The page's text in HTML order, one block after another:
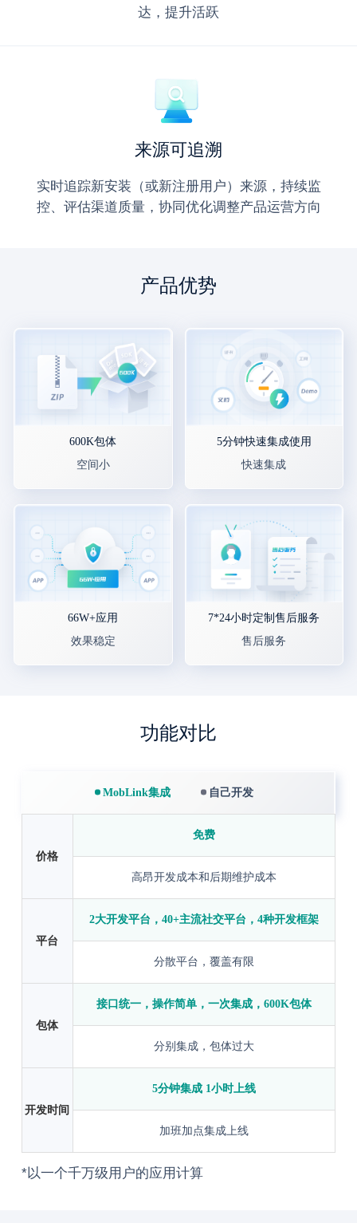
达，提升活跃
来源可追溯
实时追踪新安装（或新注册用户）来源，持续监
控、评估渠道质量，协同优化调整产品运营方向
产品优势
600K包体
空间小
5分钟快速集成使用
快速集成
66W+应用
效果稳定
7*24小时定制售后服务
售后服务
功能对比
MobLink集成 自己开发
价格
免费
高昂开发成本和后期维护成本
平台
2大开发平台，40+主流社交平台，4种开发框架
分散平台，覆盖有限
包体
接口统一，操作简单，一次集成，600K包体
分别集成，包体过大
开发时间
5分钟集成 1小时上线
加班加点集成上线
*以一个千万级用户的应用计算